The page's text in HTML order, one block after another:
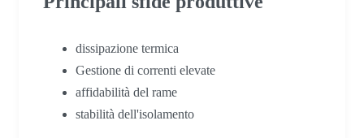
dissipazione termica
Gestione di correnti elevate
affidabilità del rame
stabilità dell'isolamento